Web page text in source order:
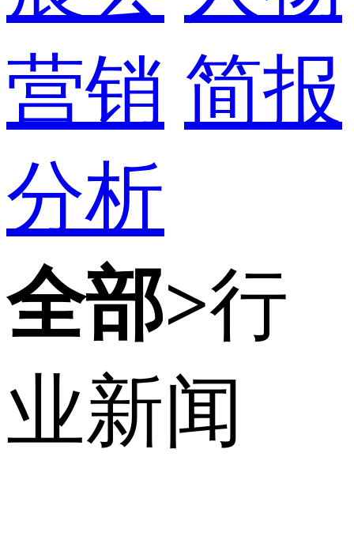
营销 简报
分析
全部>行
业新闻